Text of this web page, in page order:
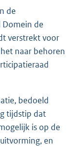
de
Domein de
verstrekt voor
naar behoren
bedoeld
tijdstip dat
is op de
en